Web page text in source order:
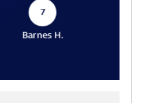
7
Barnes H.